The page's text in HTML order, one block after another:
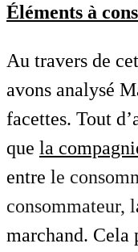
Éléments à
Au travers de
avons analysé
facettes. Tout
que la
entre le
consommateur, l
marchand. Cela